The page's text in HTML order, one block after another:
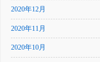
2020年12月
2020年11月
2020年10月